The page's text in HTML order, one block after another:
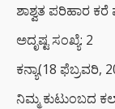
ಶಾಶ್ವತ ಪರಿಹಾರ
ಅದೃಷ್ಟ ಸಂಖ್ಯೆ: 2
ಕನ್ಯಾ(18 ಫೆಬ್ರವರಿ,
ನಿಮ್ಮ ಕುಟುಂಬದ